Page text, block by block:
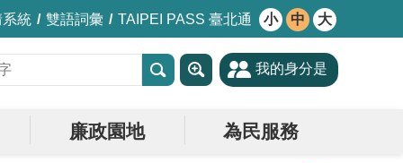
統 雙語詞彙 TAIPEI PASS 臺北通 小 中 大
我的身分是
廉政園地 為民服務